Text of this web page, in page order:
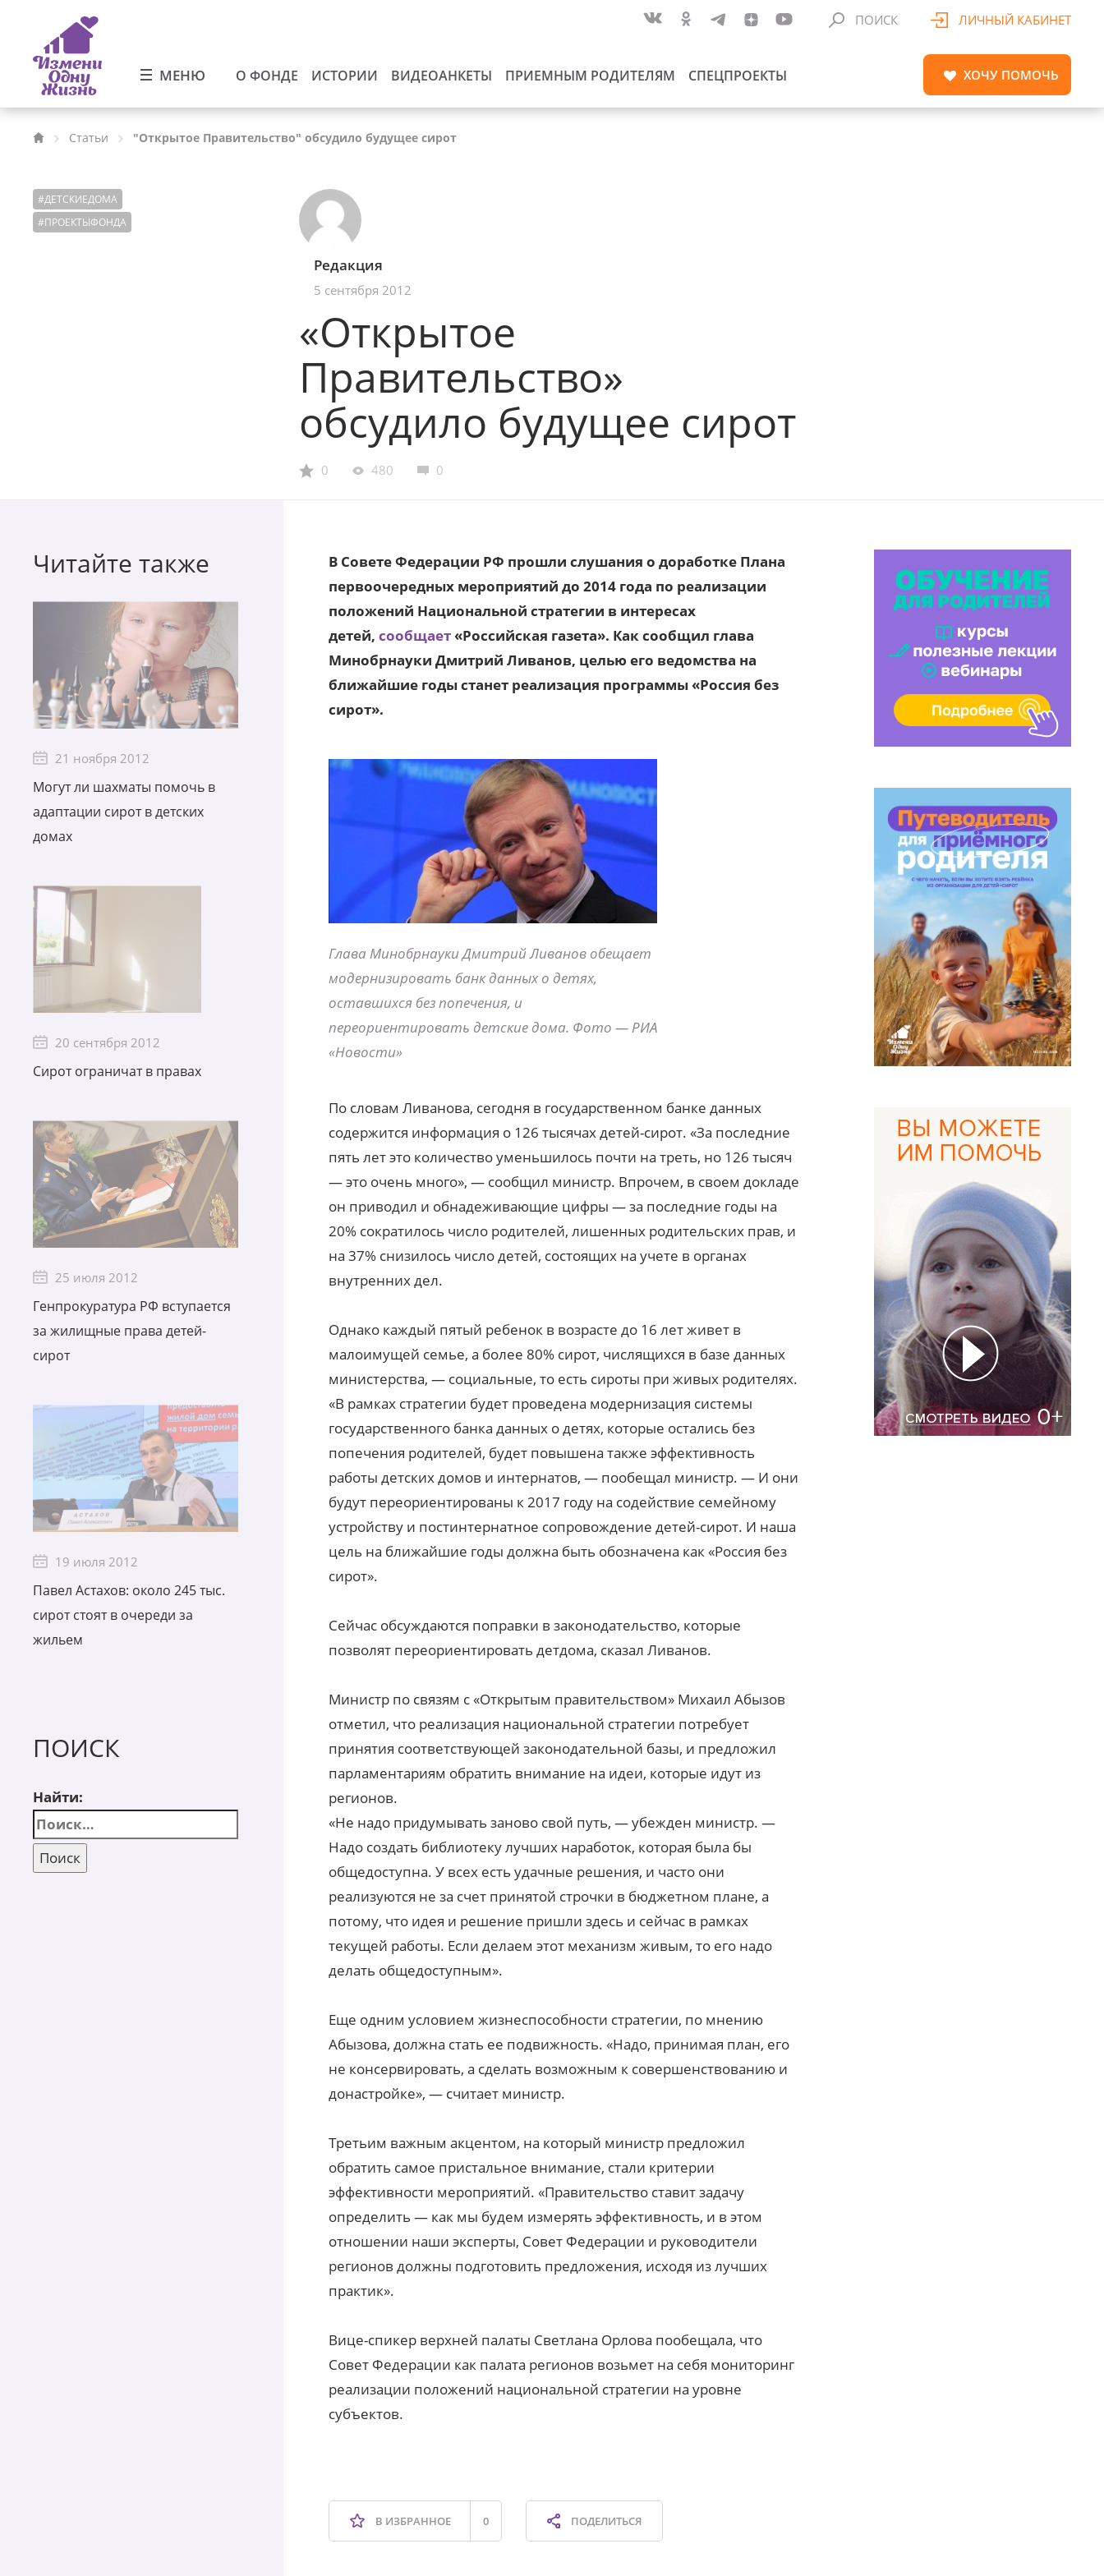
МЕНЮ О ФОНДЕ ИСТОРИИ ВИДЕОАНКЕТЫ ПРИЕМНЫМ РОДИТЕЛЯМ СПЕЦПРОЕКТЫ
ПОИСК ЛИЧНЫЙ КАБИНЕТ
ХОЧУ ПОМОЧЬ
Статьи "Открытое Правительство" обсудило будущее сирот
#ДЕТСКИЕДОМА
#ПРОЕКТЫФОНДА
Редакция
5 сентября 2012
«Открытое
Правительство»
обсудило будущее сирот
0 480 0
Читайте также
21 ноября 2012
Могут ли шахматы помочь в
адаптации сирот в детских
домах
20 сентября 2012
Сирот ограничат в правах
25 июля 2012
Генпрокуратура РФ вступается
за жилищные права детей-
сирот
19 июля 2012
Павел Астахов: около 245 тыс.
сирот стоят в очереди за
жильем
ПОИСК
Найти:
В Совете Федерации РФ прошли слушания о доработке Плана
первоочередных мероприятий до 2014 года по реализации
положений Национальной стратегии в интересах
детей, сообщает «Российская газета». Как сообщил глава
Минобрнауки Дмитрий Ливанов, целью его ведомства на
ближайшие годы станет реализация программы «Россия без
сирот».
Глава Минобрнауки Дмитрий Ливанов обещает
модернизировать банк данных о детях,
оставшихся без попечения, и
переориентировать детские дома. Фото — РИА
«Новости»
По словам Ливанова, сегодня в государственном банке данных
содержится информация о 126 тысячах детей-сирот. «За последние
пять лет это количество уменьшилось почти на треть, но 126 тысяч
— это очень много», — сообщил министр. Впрочем, в своем докладе
он приводил и обнадеживающие цифры — за последние годы на
20% сократилось число родителей, лишенных родительских прав, и
на 37% снизилось число детей, состоящих на учете в органах
внутренних дел.
Однако каждый пятый ребенок в возрасте до 16 лет живет в
малоимущей семье, а более 80% сирот, числящихся в базе данных
министерства, — социальные, то есть сироты при живых родителях.
«В рамках стратегии будет проведена модернизация системы
государственного банка данных о детях, которые остались без
попечения родителей, будет повышена также эффективность
работы детских домов и интернатов, — пообещал министр. — И они
будут переориентированы к 2017 году на содействие семейному
устройству и постинтернатное сопровождение детей-сирот. И наша
цель на ближайшие годы должна быть обозначена как «Россия без
сирот».
Сейчас обсуждаются поправки в законодательство, которые
позволят переориентировать детдома, сказал Ливанов.
Министр по связям с «Открытым правительством» Михаил Абызов
отметил, что реализация национальной стратегии потребует
принятия соответствующей законодательной базы, и предложил
парламентариям обратить внимание на идеи, которые идут из
регионов.
«Не надо придумывать заново свой путь, — убежден министр. —
Надо создать библиотеку лучших наработок, которая была бы
общедоступна. У всех есть удачные решения, и часто они
реализуются не за счет принятой строчки в бюджетном плане, а
потому, что идея и решение пришли здесь и сейчас в рамках
текущей работы. Если делаем этот механизм живым, то его надо
делать общедоступным».
Еще одним условием жизнеспособности стратегии, по мнению
Абызова, должна стать ее подвижность. «Надо, принимая план, его
не консервировать, а сделать возможным к совершенствованию и
донастройке», — считает министр.
Третьим важным акцентом, на который министр предложил
обратить самое пристальное внимание, стали критерии
эффективности мероприятий. «Правительство ставит задачу
определить — как мы будем измерять эффективность, и в этом
отношении наши эксперты, Совет Федерации и руководители
регионов должны подготовить предложения, исходя из лучших
практик».
Вице-спикер верхней палаты Светлана Орлова пообещала, что
Совет Федерации как палата регионов возьмет на себя мониторинг
реализации положений национальной стратегии на уровне
субъектов.
В ИЗБРАННОЕ 0 ПОДЕЛИТЬСЯ